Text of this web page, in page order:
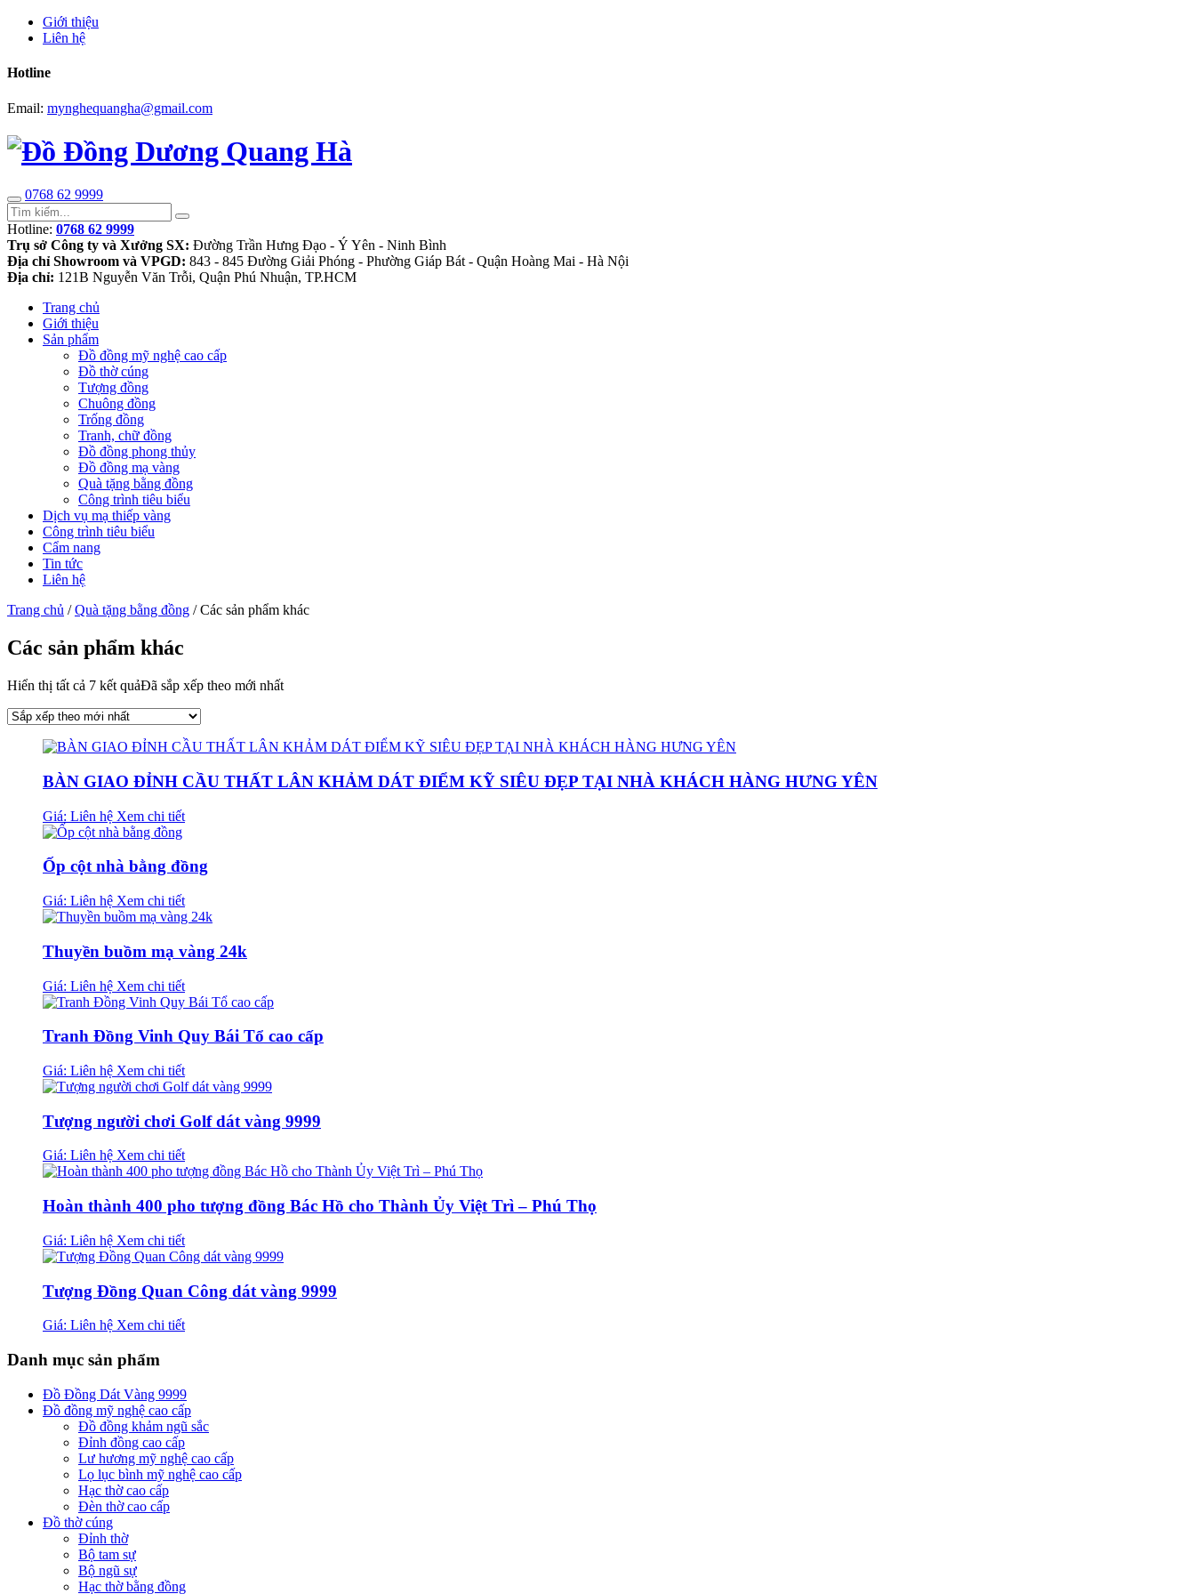
Giới thiệu
Liên hệ
Hotline
Email: mynghequangha@gmail.com
0768 62 9999
Hotline: 0768 62 9999
Trụ sở Công ty và Xưởng SX: Đường Trần Hưng Đạo - Ý Yên - Ninh Bình
Địa chỉ Showroom và VPGD: 843 - 845 Đường Giải Phóng - Phường Giáp Bát - Quận Hoàng Mai - Hà Nội
Địa chỉ: 121B Nguyễn Văn Trỗi, Quận Phú Nhuận, TP.HCM
Trang chủ
Giới thiệu
Sản phẩm
Đồ đồng mỹ nghệ cao cấp
Đồ thờ cúng
Tượng đồng
Chuông đồng
Trống đồng
Tranh, chữ đồng
Đồ đồng phong thủy
Đồ đồng mạ vàng
Quà tặng bằng đồng
Công trình tiêu biểu
Dịch vụ mạ thiếp vàng
Công trình tiêu biểu
Cẩm nang
Tin tức
Liên hệ
Trang chủ /Quà tặng bằng đồng / Các sản phẩm khác
Các sản phẩm khác
Hiển thị tất cả 7 kết quảĐã sắp xếp theo mới nhất
BÀN GIAO ĐỈNH CẦU THẤT LÂN KHẢM DÁT ĐIỂM KỸ SIÊU ĐẸP TẠI NHÀ KHÁCH HÀNG HƯNG YÊN
Giá: Liên hệ Xem chi tiết
Ốp cột nhà bằng đồng
Giá: Liên hệ Xem chi tiết
Thuyền buồm mạ vàng 24k
Giá: Liên hệ Xem chi tiết
Tranh Đồng Vinh Quy Bái Tổ cao cấp
Giá: Liên hệ Xem chi tiết
Tượng người chơi Golf dát vàng 9999
Giá: Liên hệ Xem chi tiết
Hoàn thành 400 pho tượng đồng Bác Hồ cho Thành Ủy Việt Trì – Phú Thọ
Giá: Liên hệ Xem chi tiết
Tượng Đồng Quan Công dát vàng 9999
Giá: Liên hệ Xem chi tiết
Danh mục sản phẩm
Đồ Đồng Dát Vàng 9999
Đồ đồng mỹ nghệ cao cấp
Đồ đồng khảm ngũ sắc
Đỉnh đồng cao cấp
Lư hương mỹ nghệ cao cấp
Lọ lục bình mỹ nghệ cao cấp
Hạc thờ cao cấp
Đèn thờ cao cấp
Đồ thờ cúng
Đỉnh thờ
Bộ tam sự
Bộ ngũ sự
Hạc thờ bằng đồng